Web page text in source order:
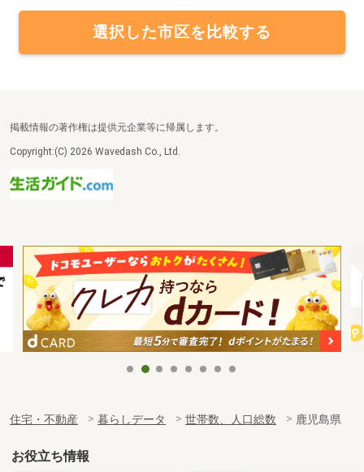
選択した市区を比較する
掲載情報の著作権は提供元企業等に帰属します。
Copyright:(C) 2026 Wavedash Co., Ltd.
住宅・不動産 暮らしデータ 世帯数、人口総数 鹿児島県
お役立ち情報